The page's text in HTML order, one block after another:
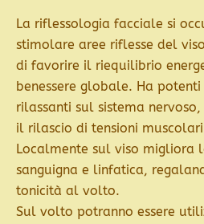
La riflessologia facciale si
stimolare aree riflesse del
di favorire il riequilibrio
benessere globale. Ha
rilassanti sul sistema
il rilascio di tensioni
Localmente sul viso migliora
sanguigna e linfatica,
tonicità al volto.
Sul volto potranno essere